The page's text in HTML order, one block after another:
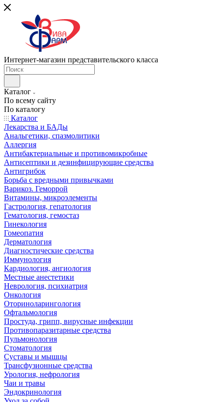
Интернет-магазин представительского класса
Каталог
По всему сайту
По каталогу
Каталог
Лекарства и БАДы
Анальгетики, спазмолитики
Аллергия
Антибактериальные и противомикробные
Антисептики и дезинфицирующие средства
Антигрибок
Борьба с вредными привычками
Варикоз. Геморрой
Витамины, микроэлементы
Гастрология, гепатология
Гематология, гемостаз
Гинекология
Гомеопатия
Дерматология
Диагностические средства
Иммунология
Кардиология, ангиология
Местные анестетики
Неврология, психиатрия
Онкология
Оториноларингология
Офтальмология
Простуда, грипп, вирусные инфекции
Противопаразитарные средства
Пульмонология
Стоматология
Суставы и мышцы
Трансфузионные средства
Урология, нефрология
Чаи и травы
Эндокринология